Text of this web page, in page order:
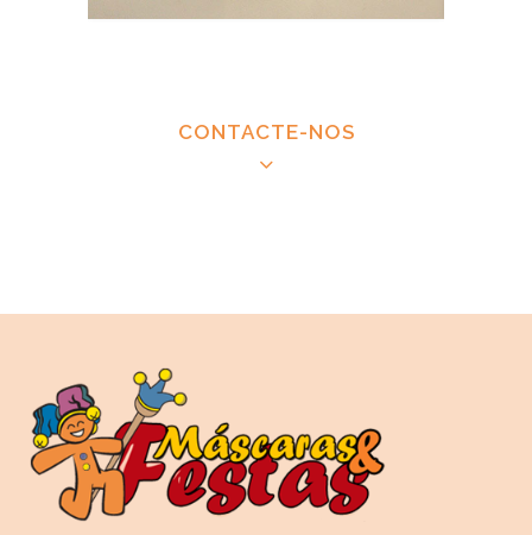
CONTACTE-NOS
Descartáveis personalizados para festas
para festas temáticas | Copos, convites, pratos,
guardanapos, talheres, pinhatas de puxar para
festas infantis | Descartáveis personalizados para
baby showers/chá de bebé